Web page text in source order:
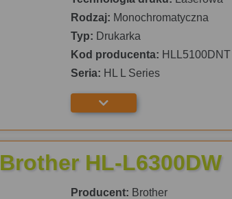
Rodzaj: Monochromatyczna
Typ: Drukarka
Kod producenta: HLL5100DNT
Seria: HL L Series
Brother HL-L6300DW
Producent: Brother